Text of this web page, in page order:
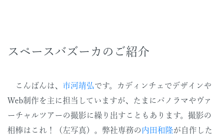
スペースバズーカのご紹介
こんばんは、 市河靖弘です。カディンチェでデザインや
Web制作を主に担当していますが、たまにパノラマやヴァ
ーチャルツアーの撮影に繰り出すこともあります。撮影の
相棒はこれ！（左写真）。弊社専務の 内田和隆が自作した